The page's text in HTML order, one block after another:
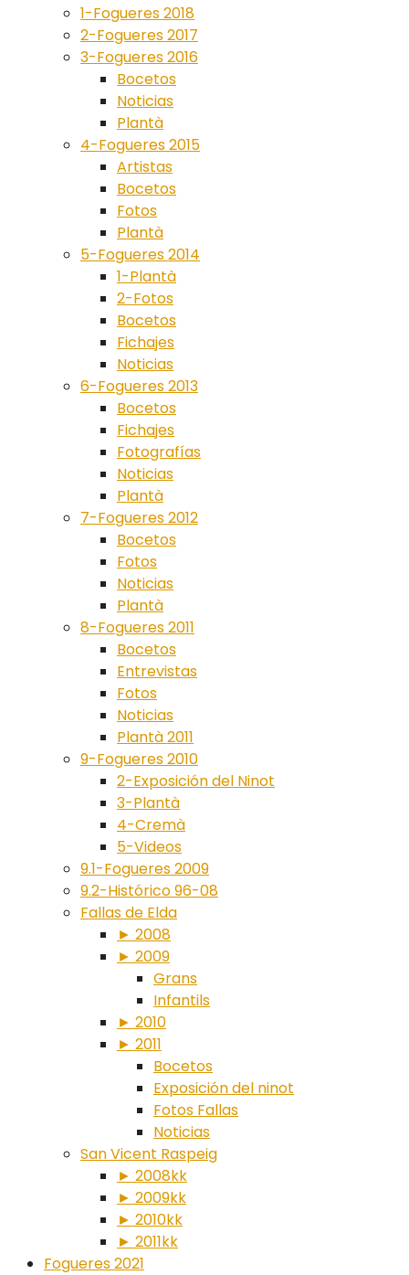
1-Fogueres 2018
2-Fogueres 2017
3-Fogueres 2016
Bocetos
Noticias
Plantà
4-Fogueres 2015
Artistas
Bocetos
Fotos
Plantà
5-Fogueres 2014
1-Plantà
2-Fotos
Bocetos
Fichajes
Noticias
6-Fogueres 2013
Bocetos
Fichajes
Fotografías
Noticias
Plantà
7-Fogueres 2012
Bocetos
Fotos
Noticias
Plantà
8-Fogueres 2011
Bocetos
Entrevistas
Fotos
Noticias
Plantà 2011
9-Fogueres 2010
2-Exposición del Ninot
3-Plantà
4-Cremà
5-Videos
9.1-Fogueres 2009
9.2-Histórico 96-08
Fallas de Elda
► 2008
► 2009
Grans
Infantils
► 2010
► 2011
Bocetos
Exposición del ninot
Fotos Fallas
Noticias
San Vicent Raspeig
► 2008kk
► 2009kk
► 2010kk
► 2011kk
Fogueres 2021